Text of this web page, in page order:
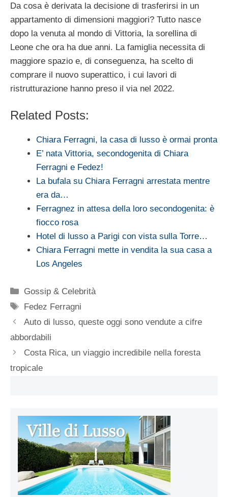
Da cosa è derivata la decisione di trasferirsi in un
appartamento di dimensioni maggiori? Tutto nasce
dopo la venuta al mondo di Vittoria, la sorellina di
Leone che ora ha due anni. La famiglia necessita di
maggiore spazio e, di conseguenza, ha scelto di
comprare il nuovo superattico, i cui lavori di
ristrutturazione hanno preso il via nel 2022.
Related Posts:
Chiara Ferragni, la casa di lusso è ormai pronta
E’ nata Vittoria, secondogenita di Chiara
Ferragni e Fedez!
La bufala su Chiara Ferragni arrestata mentre
era da…
Ferragnez in attesa della loro secondogenita: è
fiocco rosa
Hotel di lusso a Parigi con vista sulla Torre…
Chiara Ferragni mette in vendita la sua casa a
Los Angeles
Categorie
Gossip & Celebrità
Tag
Fedez Ferragni
Auto di lusso, queste oggi sono vendute a cifre
abbordabili
Costa Rica, un viaggio incredibile nella foresta
tropicale